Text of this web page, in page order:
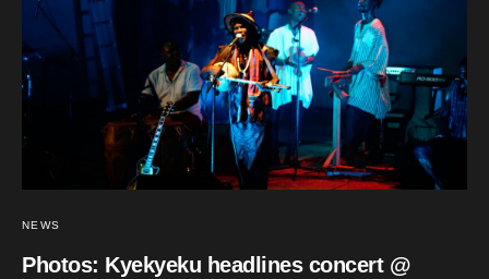
NEWS
Photos: Kyekyeku headlines concert @